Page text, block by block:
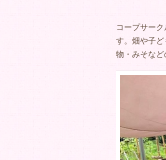
コープサー
す。畑や子
物・みそなど